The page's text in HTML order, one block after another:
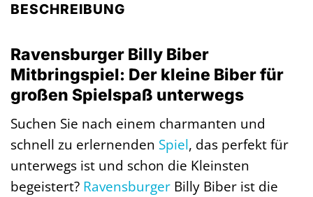
BESCHREIBUNG
Ravensburger Billy Biber
Mitbringspiel: Der kleine Biber für
großen Spielspaß unterwegs
Suchen Sie nach einem charmanten und
schnell zu erlernenden Spiel, das perfekt für
unterwegs ist und schon die Kleinsten
begeistert? Ravensburger Billy Biber ist die